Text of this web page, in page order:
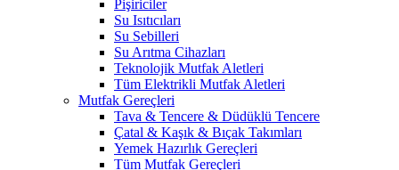
Pişiriciler
Su Isıtıcıları
Su Sebilleri
Su Arıtma Cihazları
Teknolojik Mutfak Aletleri
Tüm Elektrikli Mutfak Aletleri
Mutfak Gereçleri
Tava & Tencere & Düdüklü Tencere
Çatal & Kaşık & Bıçak Takımları
Yemek Hazırlık Gereçleri
Tüm Mutfak Gereçleri